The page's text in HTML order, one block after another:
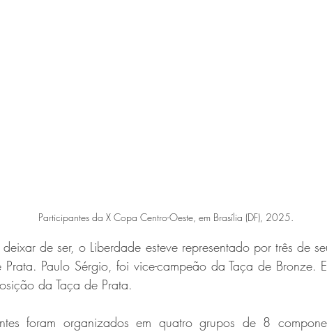
Participantes da X Copa Centro-Oeste, em Brasília (DF), 2025.
de ser, o Liberdade esteve representado por três de
Paulo Sérgio, foi vice-campeão da Taça de Bronze.
da Taça de Prata.
foram organizados em quatro grupos de 8